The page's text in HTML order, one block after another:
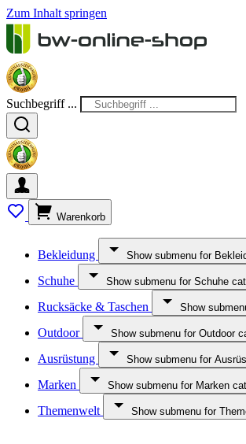
Zum Inhalt springen
Suchbegriff ...
Warenkorb
Bekleidung Show submenu for
Schuhe Show submenu for Schuhe
Rucksäcke & Taschen Show
Outdoor Show submenu for Outdoor
Ausrüstung Show submenu for
Marken Show submenu for Marken
Themenwelt Show submenu for